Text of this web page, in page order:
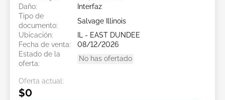
Daño:
Interfaz
Tipo de
documento:
Salvage Illinois
Ubicación:
IL - EAST DUNDEE
Fecha de venta:
08/12/2026
Estado de la
oferta:
No has ofertado
Oferta actual:
$0